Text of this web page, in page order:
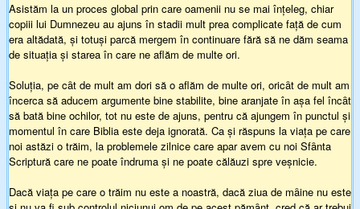
Asistăm la un proces global prin care oamenii nu se mai înţeleg, chiar
copiii lui Dumnezeu au ajuns în stadii mult prea complicate faţă de cum
era altădată, şi totuşi parcă mergem în continuare fără să ne dăm seama
de situaţia şi starea în care ne aflăm de multe ori.
Soluţia, pe cȃt de mult am dori să o aflăm de multe ori, oricȃt de mult am
încerca să aducem argumente bine stabilite, bine aranjate în aşa fel încȃt
să bată bine ochilor, tot nu este de ajuns, pentru că ajungem în punctul şi
momentul în care Biblia este deja ignorată. Ca şi răspuns la viaţa pe care
noi astăzi o trăim, la problemele zilnice care apar avem cu noi Sfȃnta
Scriptură care ne poate îndruma şi ne poate călăuzi spre veşnicie.
Dacă viaţa pe care o trăim nu este a noastră, dacă ziua de mȃine nu este